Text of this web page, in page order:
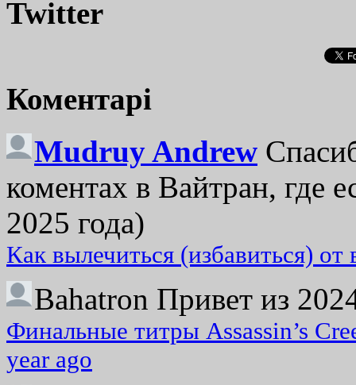
Twitter
Коментарі
Mudruy Andrew
коментах в Вайтран, где
2025 года)
Как вылечиться (избавиться)
Bahatron Привет из
Финальные титры Assassin’s
year ago